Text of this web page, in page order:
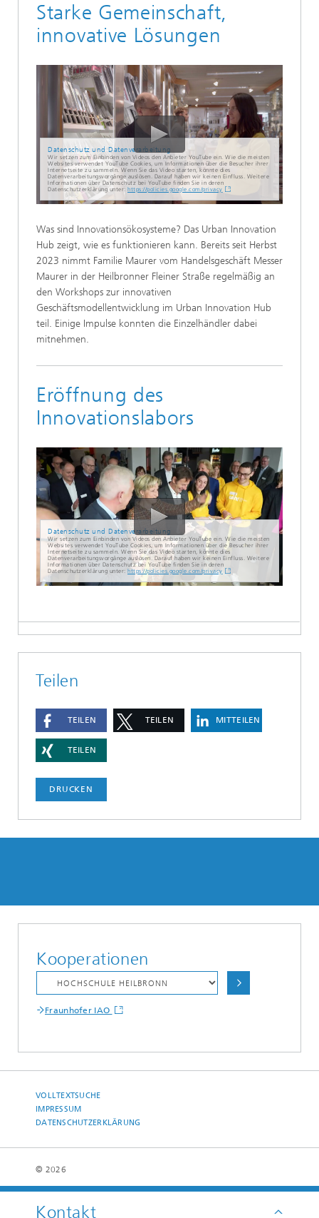
Starke Gemeinschaft,
innovative Lösungen
Datenschutz und Datenverarbeitung
Wir setzen zum Einbinden von Videos den Anbieter YouTube ein. Wie die meisten
Websites verwendet YouTube Cookies, um Informationen über die Besucher ihrer
Internetseite zu sammeln. Wenn Sie das Video starten, könnte dies
Datenverarbeitungsvorgänge auslösen. Darauf haben wir keinen Einfluss. Weitere
Informationen über Datenschutz bei YouTube finden Sie in deren
Datenschutzerklärung unter: https://policies.google.com/privacy
Was sind Innovationsökosysteme? Das Urban Innovation
Hub zeigt, wie es funktionieren kann. Bereits seit Herbst
2023 nimmt Familie Maurer vom Handelsgeschäft Messer
Maurer in der Heilbronner Fleiner Straße regelmäßig an
den Workshops zur innovativen
Geschäftsmodellentwicklung im Urban Innovation Hub
teil. Einige Impulse konnten die Einzelhändler dabei
mitnehmen.
Eröffnung des
Innovationslabors
Datenschutz und Datenverarbeitung
Wir setzen zum Einbinden von Videos den Anbieter YouTube ein. Wie die meisten
Websites verwendet YouTube Cookies, um Informationen über die Besucher ihrer
Internetseite zu sammeln. Wenn Sie das Video starten, könnte dies
Datenverarbeitungsvorgänge auslösen. Darauf haben wir keinen Einfluss. Weitere
Informationen über Datenschutz bei YouTube finden Sie in deren
Datenschutzerklärung unter: https://policies.google.com/privacy
Kontakt
Teilen
TEILEN TEILEN MITTEILEN
TEILEN
DRUCKEN
Kooperationen
Fraunhofer IAO
VOLLTEXTSUCHE
IMPRESSUM
DATENSCHUTZERKLÄRUNG
© 2026